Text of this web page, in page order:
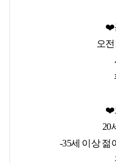
❤️
오전
❤️
20
-35세 이상 젊